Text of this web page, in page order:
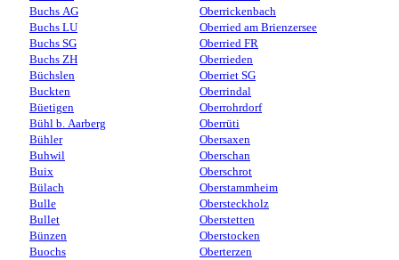
Buchs AG
Buchs LU
Buchs SG
Buchs ZH
Büchslen
Buckten
Büetigen
Bühl b. Aarberg
Bühler
Buhwil
Buix
Bülach
Bulle
Bullet
Bünzen
Buochs
Oberrickenbach
Oberried am Brienzersee
Oberried FR
Oberrieden
Oberriet SG
Oberrindal
Oberrohrdorf
Oberrüti
Obersaxen
Oberschan
Oberschrot
Oberstammheim
Obersteckholz
Oberstetten
Oberstocken
Oberterzen